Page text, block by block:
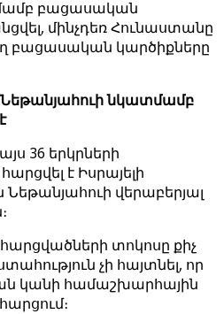
բացասական
մինչդեռ Հունաստանը
բացասական կարծիքները
Նեթանյահուի նկատմամբ
36 երկրների
է Իսրայելի
վերաբերյալ
տոկոսը քիչ
չի հայտնել, որ
կանի համաշխարհային